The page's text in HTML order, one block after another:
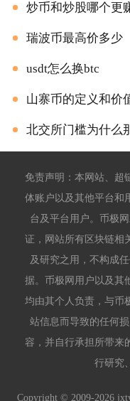
炒币和炒股哪个更
瑞波币最高价多少
usdt怎么换btc
山寨币的定义和价
北交所门槛为什么
免责声明：本网站、超
体账户以及其他平台和
台及平台用户。币极
证，网站所有区块链相
及研究之用，不构成
据。币极网用户以及其
均由其个人负责，与币
站信息而导致的任何
容，并自行承担所带来
行研究
Copyright © 2009-2026